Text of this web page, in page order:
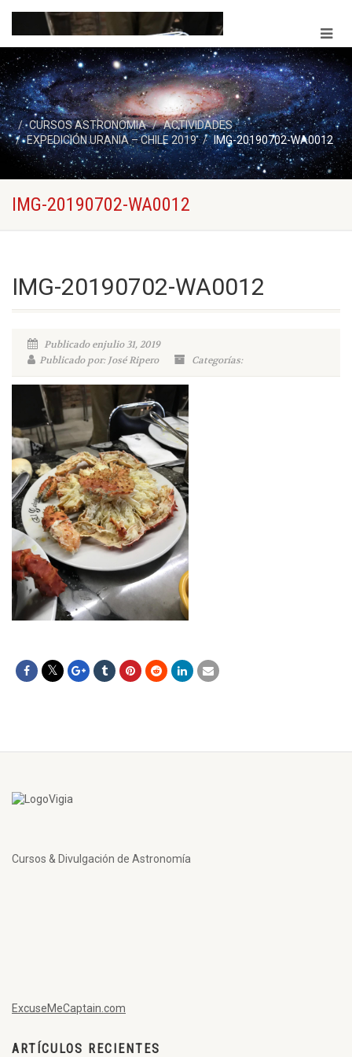
CURSOS ASTRONOMIA
ACTIVIDADES
EXPEDICIÓN URANIA – CHILE 2019
IMG-20190702-WA0012
IMG-20190702-WA0012
IMG-20190702-WA0012
Publicado enjulio 31, 2019
Publicado por: José Ripero
Categorías:
Cursos & Divulgación de Astronomía
ExcuseMeCaptain.com
ARTÍCULOS RECIENTES